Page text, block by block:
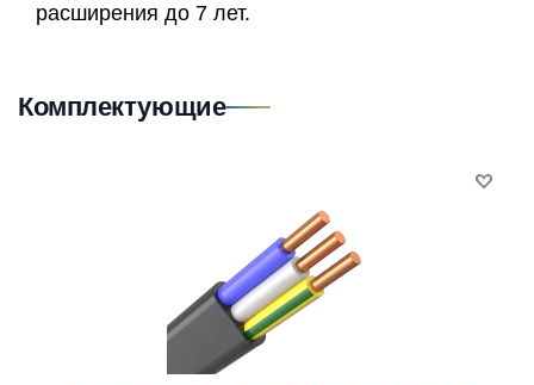
расширения до 7 лет.
Комплектующие